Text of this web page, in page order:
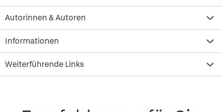
Autorinnen & Autoren
Informationen
Weiterführende Links